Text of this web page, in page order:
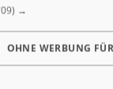
→
OHNE WERBUNG